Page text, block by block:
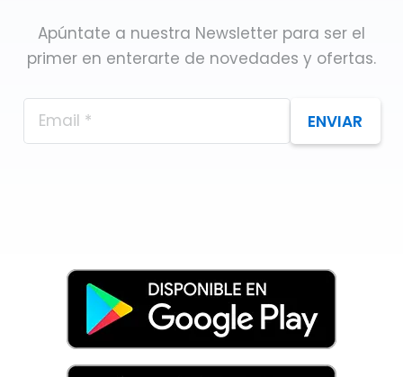
Apúntate a nuestra Newsletter para ser el
primer en enterarte de novedades y ofertas.
ENVIAR